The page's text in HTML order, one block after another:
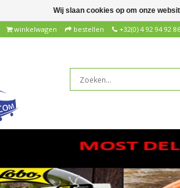
winkelwagen bestellen +32(0) 4 92 94 92 86
Wij slaan cookies op om onze